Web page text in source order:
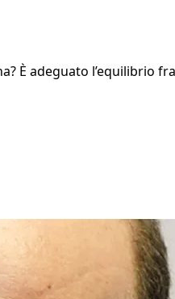
È adeguato l’equilibrio